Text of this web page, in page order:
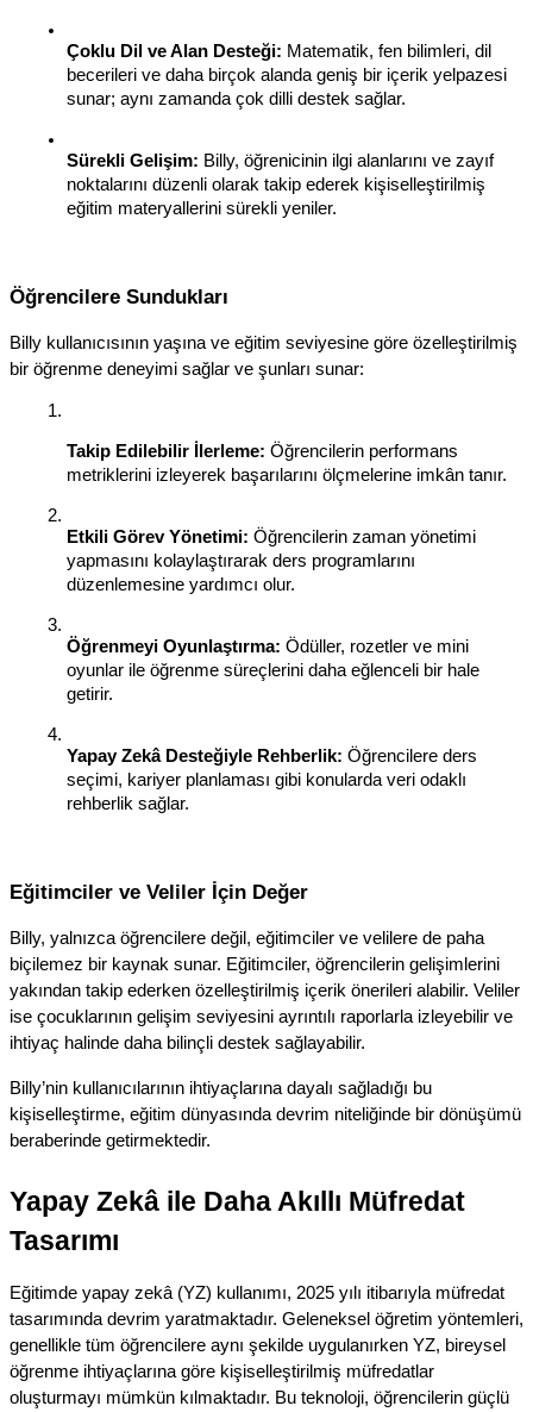
Çoklu Dil ve Alan Desteği: Matematik, fen bilimleri, dil
becerileri ve daha birçok alanda geniş bir içerik yelpazesi
sunar; aynı zamanda çok dilli destek sağlar.
Sürekli Gelişim: Billy, öğrenicinin ilgi alanlarını ve zayıf
noktalarını düzenli olarak takip ederek kişiselleştirilmiş
eğitim materyallerini sürekli yeniler.
Öğrencilere Sundukları
Billy kullanıcısının yaşına ve eğitim seviyesine göre özelleştirilmiş
bir öğrenme deneyimi sağlar ve şunları sunar:
Takip Edilebilir İlerleme: Öğrencilerin performans
metriklerini izleyerek başarılarını ölçmelerine imkân tanır.
Etkili Görev Yönetimi: Öğrencilerin zaman yönetimi
yapmasını kolaylaştırarak ders programlarını
düzenlemesine yardımcı olur.
Öğrenmeyi Oyunlaştırma: Ödüller, rozetler ve mini
oyunlar ile öğrenme süreçlerini daha eğlenceli bir hale
getirir.
Yapay Zekâ Desteğiyle Rehberlik: Öğrencilere ders
seçimi, kariyer planlaması gibi konularda veri odaklı
rehberlik sağlar.
Eğitimciler ve Veliler İçin Değer
Billy, yalnızca öğrencilere değil, eğitimciler ve velilere de paha
biçilemez bir kaynak sunar. Eğitimciler, öğrencilerin gelişimlerini
yakından takip ederken özelleştirilmiş içerik önerileri alabilir. Veliler
ise çocuklarının gelişim seviyesini ayrıntılı raporlarla izleyebilir ve
ihtiyaç halinde daha bilinçli destek sağlayabilir.
Billy’nin kullanıcılarının ihtiyaçlarına dayalı sağladığı bu
kişiselleştirme, eğitim dünyasında devrim niteliğinde bir dönüşümü
beraberinde getirmektedir.
Yapay Zekâ ile Daha Akıllı Müfredat
Tasarımı
Eğitimde yapay zekâ (YZ) kullanımı, 2025 yılı itibarıyla müfredat
tasarımında devrim yaratmaktadır. Geleneksel öğretim yöntemleri,
genellikle tüm öğrencilere aynı şekilde uygulanırken YZ, bireysel
öğrenme ihtiyaçlarına göre kişiselleştirilmiş müfredatlar
oluşturmayı mümkün kılmaktadır. Bu teknoloji, öğrencilerin güçlü